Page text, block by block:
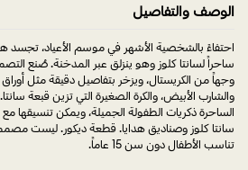
الوصف والتفاصيل
احتفاءً بالشخصية الأشهر في موسم الأعياد، تجسد
وجهاً من الكريستال، ويزخر بتفاصيل دقيقة مثل
والشارب الأبيض، والكرة الصغيرة التي تزين قبعة
الساحرة ذكريات الطفولة الجميلة، ويمكن تنسيقها
سانتا كلوز وصناديق هدايا. قطعة ديكور. ليست
تناسب الأطفال دون سن 15 عاماً.